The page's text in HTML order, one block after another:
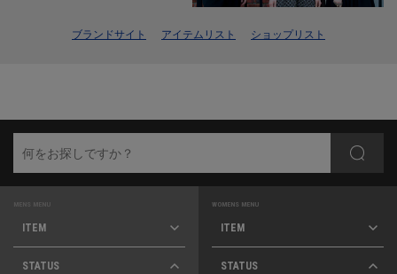
ブランドサイト アイテムリスト ショップリスト
MENS MENU
ITEM
STATUS
WOMENS MENU
ITEM
STATUS